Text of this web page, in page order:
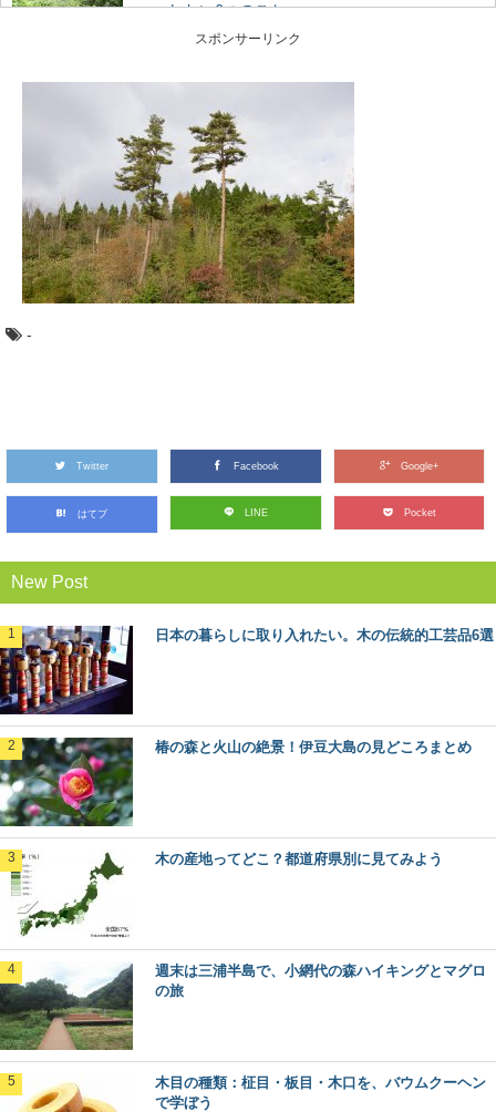
したい6つのこと
人気スポット「赤沢自然休養林」。 木曽路の...
智頭杉のまち鳥取県智頭町で森の魅力を味わ
い尽くす旅
古くからの林業地として知られる、鳥取県智頭（ちづ）
町。 そこで育った杉は「智頭杉」と呼ばれ、品...
森に行くときに気を付けたい、危険な生物た
ち
ハイキングや散策に、森に出かけるのは気持ちがいいも
ト「奥入瀬渓流」。メディアにもよく登場するので、一...
首都圏に近い避暑地や別荘地として、あまりにも有名
ーズ。 今回は、広葉樹の中でも身近に利用され...
その特徴と物語～
日本人なら知っておきたい日本の木材をご紹介するシリ
ーズ。 今回は、日本建築には欠かせない針葉樹...
林業や田舎暮らしが知りたくなったら観る映
画5選
林業ってどんな仕事？田舎暮らしってどうなんだろう？
スポンサーリンク
-
Twitter Facebook Google+
はてブ LINE Pocket
New Post
日本の暮らしに取り入れたい。木の伝統的工芸品6選
椿の森と火山の絶景！伊豆大島の見どころまとめ
木の産地ってどこ？都道府県別に見てみよう
週末は三浦半島で、小網代の森ハイキングとマグロ
の旅
木目の種類：柾目・板目・木口を、バウムクーヘン
で学ぼう